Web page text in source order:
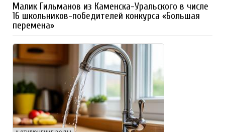
Малик Гильманов из Каменска-Уральского в числе
16 школьников-победителей конкурса «Большая
перемена»